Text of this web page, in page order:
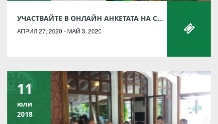
УЧАСТВАЙТЕ В ОНЛАЙН АНКЕТАТА НА СЪВЕТ ПО ТУРИЗЪМ – ПЛОВДИВ
АПРИЛ 27, 2020 - МАЙ 3, 2020
11
юли
2018